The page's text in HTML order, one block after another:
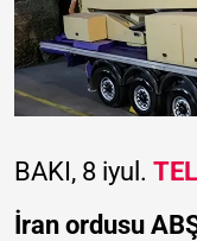
BAKI, 8 iyul.
İran ordusu